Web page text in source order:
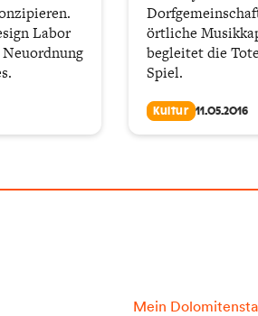
Labor
örtliche
begleitet die
Spiel.
Kultur 11.05.2016
Mein